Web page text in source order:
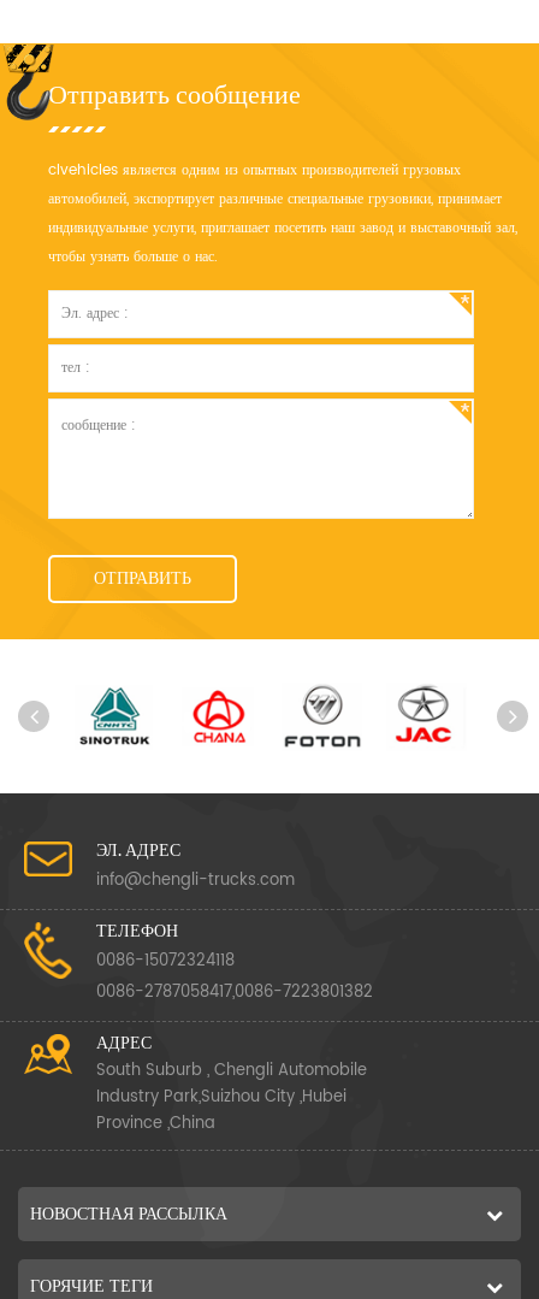
Отправить сообщение
clvehicles является одним из опытных производителей грузовых
автомобилей, экспортирует различные специальные грузовики, принимает
индивидуальные услуги, приглашает посетить наш завод и выставочный зал,
чтобы узнать больше о нас.
ЭЛ. АДРЕС
info@chengli-trucks.com
ТЕЛЕФОН
0086-15072324118
0086-2787058417,0086-7223801382
АДРЕС
South Suburb , Chengli Automobile
Industry Park,Suizhou City ,Hubei
Province ,China
НОВОСТНАЯ РАССЫЛКА
ГОРЯЧИЕ ТЕГИ